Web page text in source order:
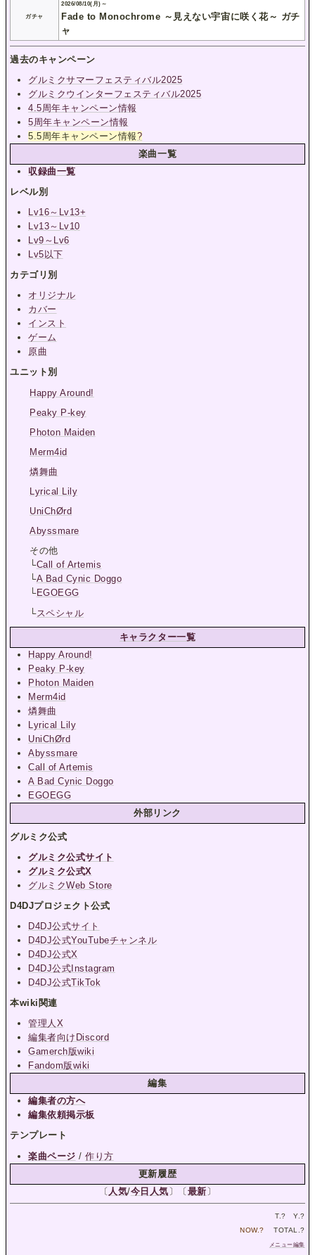
ガチャ
2026/08/10(月)～
Fade to Monochrome ～見えない宇宙に咲く花～ ガチ
ャ
過去のキャンペーン
グルミクサマーフェスティバル2025
グルミクウインターフェスティバル2025
4.5周年キャンペーン情報
5周年キャンペーン情報
5.5周年キャンペーン情報?
楽曲一覧
収録曲一覧
レベル別
Lv16～Lv13+
Lv13～Lv10
Lv9～Lv6
Lv5以下
カテゴリ別
オリジナル
カバー
インスト
ゲーム
原曲
ユニット別
Happy Around!
Peaky P-key
Photon Maiden
Merm4id
燐舞曲
Lyrical Lily
UniChØrd
Abyssmare
その他
└Call of Artemis
└A Bad Cynic Doggo
└EGOEGG
└スペシャル
キャラクター一覧
Happy Around!
Peaky P-key
Photon Maiden
Merm4id
燐舞曲
Lyrical Lily
UniChØrd
Abyssmare
Call of Artemis
A Bad Cynic Doggo
EGOEGG
外部リンク
グルミク公式
グルミク公式サイト
グルミク公式X
グルミクWeb Store
D4DJプロジェクト公式
D4DJ公式サイト
D4DJ公式YouTubeチャンネル
D4DJ公式X
D4DJ公式Instagram
D4DJ公式TikTok
本wiki関連
管理人X
編集者向けDiscord
Gamerch版wiki
Fandom版wiki
編集
編集者の方へ
編集依頼掲示板
テンプレート
楽曲ページ /作り方
更新履歴
〔 人気/今日人気〕〔最新〕
T.? Y.?
NOW.? TOTAL.?
メニュー編集